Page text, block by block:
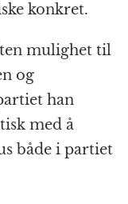
konkret.
mulighet til
og
han
med å
både i partiet